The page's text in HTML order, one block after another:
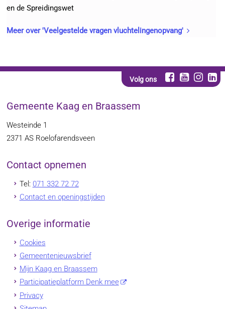
en de Spreidingswet
Meer over 'Veelgestelde vragen vluchtelingenopvang'
Volg ons
Gemeente Kaag en Braassem
Westeinde 1
2371 AS Roelofarendsveen
Contact opnemen
Tel: 071 332 72 72
Contact en openingstijden
Overige informatie
Cookies
Gemeentenieuwsbrief
Mijn Kaag en Braassem
Participatieplatform Denk mee
Privacy